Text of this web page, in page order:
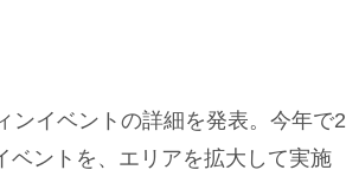
イベントの詳細を発表。今年で2
ベントを、エリアを拡大して実施